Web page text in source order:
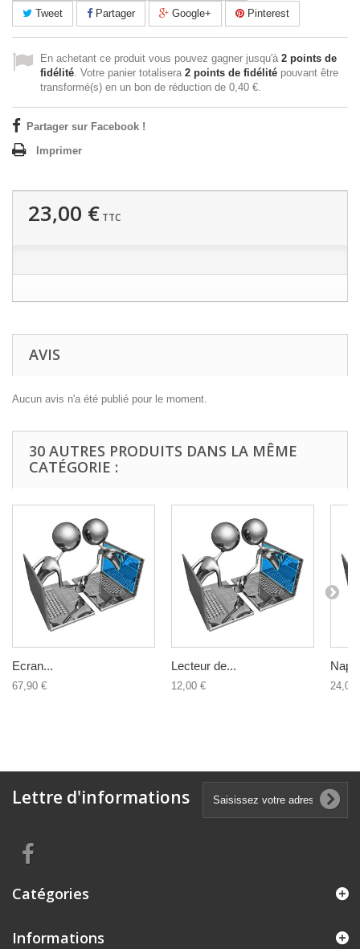
Tweet Partager Google+ Pinterest
En achetant ce produit vous pouvez gagner jusqu'à 2 points de
fidélité. Votre panier totalisera 2 points de fidélité pouvant être
transformé(s) en un bon de réduction de 0,40 €.
Partager sur Facebook !
Imprimer
23,00 € TTC
AVIS
Aucun avis n'a été publié pour le moment.
30 AUTRES PRODUITS DANS LA MÊME
CATÉGORIE :
Ecran...
67,90 €
Lecteur de...
12,00 € 24,00
Lettre d'informations
Catégories
Informations